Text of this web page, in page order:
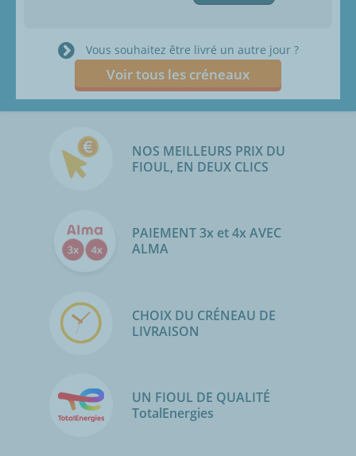
Vous souhaitez être livré un autre jour ?
Voir tous les créneaux
NOS MEILLEURS PRIX DU
FIOUL, EN DEUX CLICS
PAIEMENT 3x et 4x AVEC
ALMA
CHOIX DU CRÉNEAU DE
LIVRAISON
UN FIOUL DE QUALITÉ
TotalEnergies